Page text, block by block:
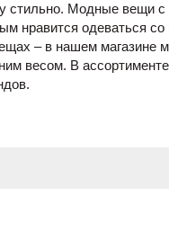
стильно. Модные вещи с
нравится одеваться
– в нашем
В ассортименте